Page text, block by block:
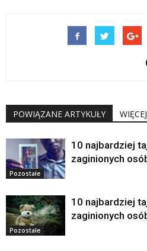
POWIĄZANE ARTYKUŁY
Pozostałe
10 najbardziej
zaginionych
Pozostałe
10 najbardziej
zaginionych